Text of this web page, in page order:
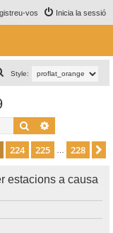
Inicia la sessió
vos
Style:
e
a
Cerca
224 225 228
estacions a causa